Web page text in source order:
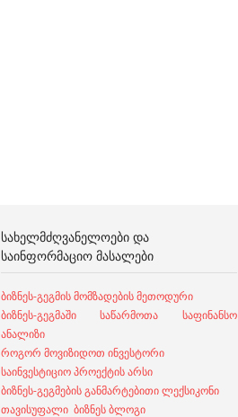
ᲡᲐᲮᲔᲚᲛᲫᲦᲕᲐᲜᲔᲚᲝᲔᲑᲘ ᲓᲐ
ᲡᲐᲘᲜᲤᲝᲠᲛᲐᲪᲘᲝ ᲛᲐᲡᲐᲚᲔᲑᲘ
ბიზნეს-გეგმის მომზადების მეთოდური
ბიზნეს-გეგმაში საწარმოთა საფინანსო
ანალიზი
როგორ მოვიზიდოთ ინვესტორი
საინვესტიციო პროექტის არსი
ბიზნეს-გეგმების განმარტებითი ლექსიკონი
თავისუფალი ბიზნეს ბლოგი